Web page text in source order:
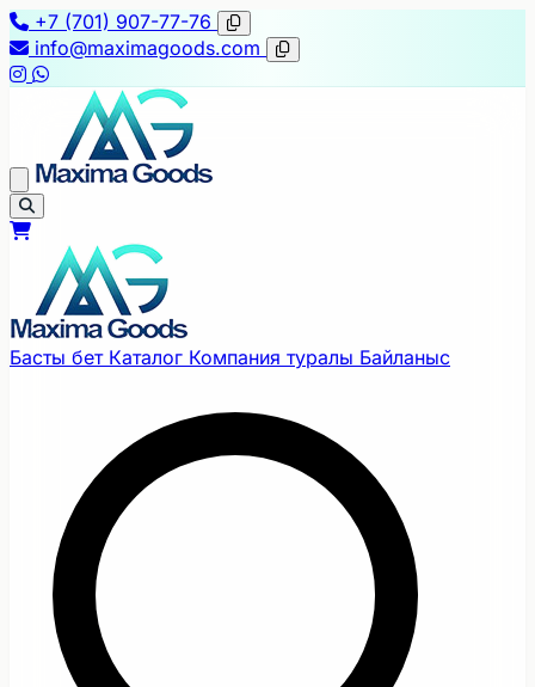
+7 (701) 907-77-76
info@maximagoods.com
Басты бет Каталог Компания туралы Байланыс